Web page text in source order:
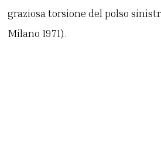
graziosa torsione del polso
Milano 1971).